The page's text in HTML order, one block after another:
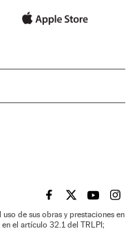
EL PAÍS BRASIL EN
EL PAÍSEL PAÍS
EL
de sus obras y prestaciones en
el artículo 32.1 del TRLPI;